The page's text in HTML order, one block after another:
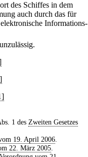
des Schiffes in dem
auch durch das für
Informations-
1 des Zweiten Gesetzes
19. April 2006.
22. März 2005.